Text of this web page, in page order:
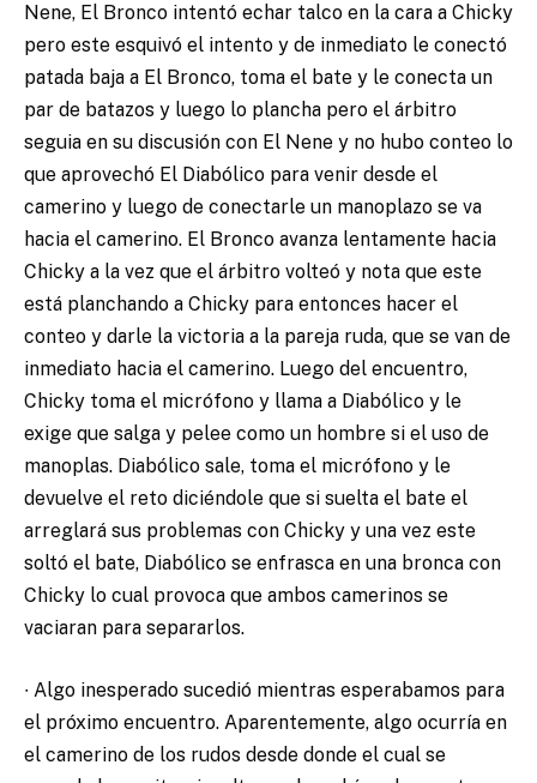
Nene, El Bronco intentó echar talco en la cara a Chicky
pero este esquivó el intento y de inmediato le conectó
patada baja a El Bronco, toma el bate y le conecta un
par de batazos y luego lo plancha pero el árbitro
seguia en su discusión con El Nene y no hubo conteo lo
que aprovechó El Diabólico para venir desde el
camerino y luego de conectarle un manoplazo se va
hacia el camerino. El Bronco avanza lentamente hacia
Chicky a la vez que el árbitro volteó y nota que este
está planchando a Chicky para entonces hacer el
conteo y darle la victoria a la pareja ruda, que se van de
inmediato hacia el camerino. Luego del encuentro,
Chicky toma el micrófono y llama a Diabólico y le
exige que salga y pelee como un hombre si el uso de
manoplas. Diabólico sale, toma el micrófono y le
devuelve el reto diciéndole que si suelta el bate el
arreglará sus problemas con Chicky y una vez este
soltó el bate, Diabólico se enfrasca en una bronca con
Chicky lo cual provoca que ambos camerinos se
vaciaran para separarlos.
∙ Algo inesperado sucedió mientras esperabamos para
el próximo encuentro. Aparentemente, algo ocurría en
el camerino de los rudos desde donde el cual se